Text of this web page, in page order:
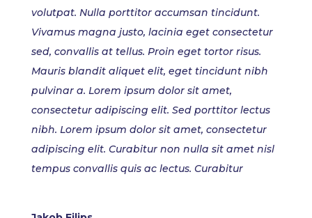
volutpat. Nulla porttitor accumsan tincidunt.
Vivamus magna justo, lacinia eget consectetur
sed, convallis at tellus. Proin eget tortor risus.
Mauris blandit aliquet elit, eget tincidunt nibh
pulvinar a. Lorem ipsum dolor sit amet,
consectetur adipiscing elit. Sed porttitor lectus
nibh. Lorem ipsum dolor sit amet, consectetur
adipiscing elit. Curabitur non nulla sit amet nisl
tempus convallis quis ac lectus. Curabitur